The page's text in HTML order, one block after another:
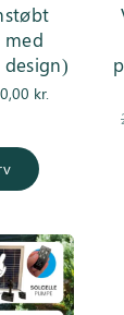
kr..
kr.
aktuelle